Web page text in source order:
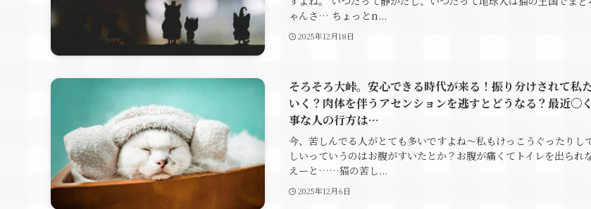
ゃんさ… ちょっとn...
2025年12月18日
そろそろ大峠。安心できる時代が来る！振り分けされて私
いく？肉体を伴うアセンションを逃すとどうなる？最近〇
事な人の行方は…
今、苦しんでる人がとても多いですよね～私もけっこうぐったり
しいっていうのはお腹がすいたとか？お腹が痛くてトイレを出られ
えーと……猫の苦し...
2025年12月6日